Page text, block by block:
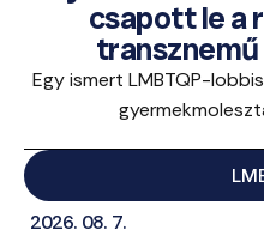
csapott le a
Egy ismert LMBTQP-
2026. 08. 7.